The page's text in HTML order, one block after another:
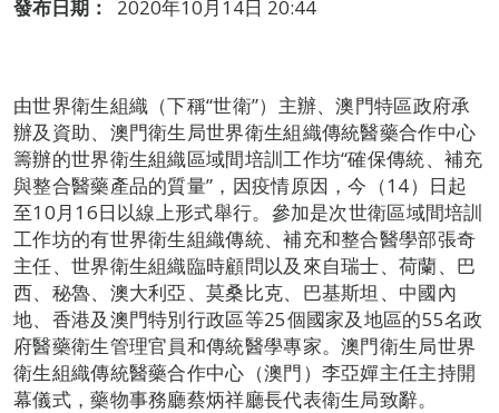
發布日期：
2020年10月14日 20:44
由世界衛生組織（下稱“世衛”）主辦、澳門特區政府承
辦及資助、澳門衛生局世界衛生組織傳統醫藥合作中心
籌辦的世界衛生組織區域間培訓工作坊“確保傳統、補充
與整合醫藥產品的質量”，因疫情原因，今（14）日起
至10月16日以線上形式舉行。參加是次世衛區域間培訓
工作坊的有世界衛生組織傳統、補充和整合醫學部張奇
主任、世界衛生組織臨時顧問以及來自瑞士、荷蘭、巴
西、秘魯、澳大利亞、莫桑比克、巴基斯坦、中國內
地、香港及澳門特別行政區等25個國家及地區的55名政
府醫藥衛生管理官員和傳統醫學專家。澳門衛生局世界
衛生組織傳統醫藥合作中心（澳門）李亞嬋主任主持開
幕儀式，藥物事務廳蔡炳祥廳長代表衛生局致辭。